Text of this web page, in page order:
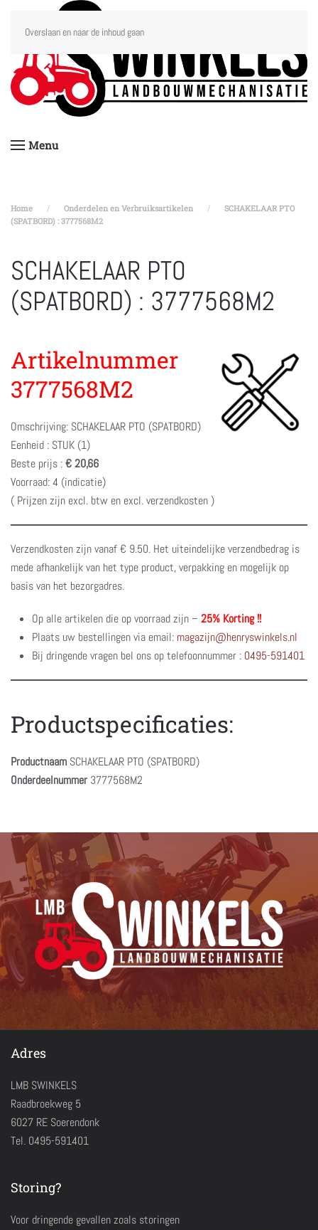
Overslaan en naar de inhoud gaan
Menu
Home Onderdelen en Verbruiksartikelen
SCHAKELAAR PTO
(SPATBORD) : 3777568M2
SCHAKELAAR PTO
(SPATBORD) : 3777568M2
Artikelnummer
3777568M2
Omschrijving: SCHAKELAAR PTO (SPATBORD)
Eenheid : STUK (1)
Beste prijs :€ 20,66
Voorraad: 4 (indicatie)
( Prijzen zijn excl. btw en excl. verzendkosten )
Verzendkosten zijn vanaf € 9.50. Het uiteindelijke verzendbedrag is
mede afhankelijk van het type product, verpakking en mogelijk op
basis van het bezorgadres.
Op alle artikelen die op voorraad zijn – 25% Korting !!
Plaats uw bestellingen via email: magazijn@henryswinkels.nl
Bij dringende vragen bel ons op telefoonnummer : 0495-591401
Productspecificaties:
Productnaam SCHAKELAAR PTO (SPATBORD)
Onderdeelnummer 3777568M2
Adres
LMB SWINKELS
Raadbroekweg 5
6027 RE Soerendonk
Tel. 0495-591401
Storing?
Voor dringende gevallen zoals storingen